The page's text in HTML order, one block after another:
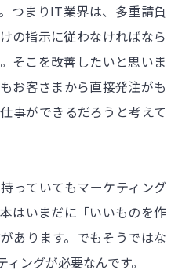
つまりIT業界は、多重請負
の指示に従わなければなら
そこを改善したいと思いま
お客さまから直接発注がも
事ができるだろうと考えて
っていてもマーケティング
はいまだに「いいものを作
あります。でもそうではな
ングが必要なんです。